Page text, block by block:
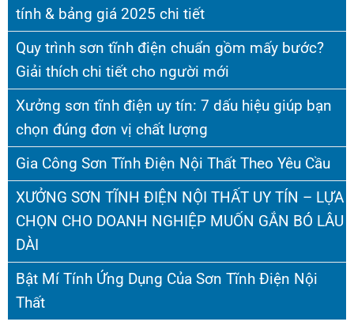
tính & bảng giá 2025 chi tiết
Quy trình sơn tĩnh điện chuẩn gồm mấy bước?
Giải thích chi tiết cho người mới
Xưởng sơn tĩnh điện uy tín: 7 dấu hiệu giúp bạn
chọn đúng đơn vị chất lượng
Gia Công Sơn Tĩnh Điện Nội Thất Theo Yêu Cầu
XƯỞNG SƠN TĨNH ĐIỆN NỘI THẤT UY TÍN – LỰA
CHỌN CHO DOANH NGHIỆP MUỐN GẮN BÓ LÂU
DÀI
Bật Mí Tính Ứng Dụng Của Sơn Tĩnh Điện Nội
Thất